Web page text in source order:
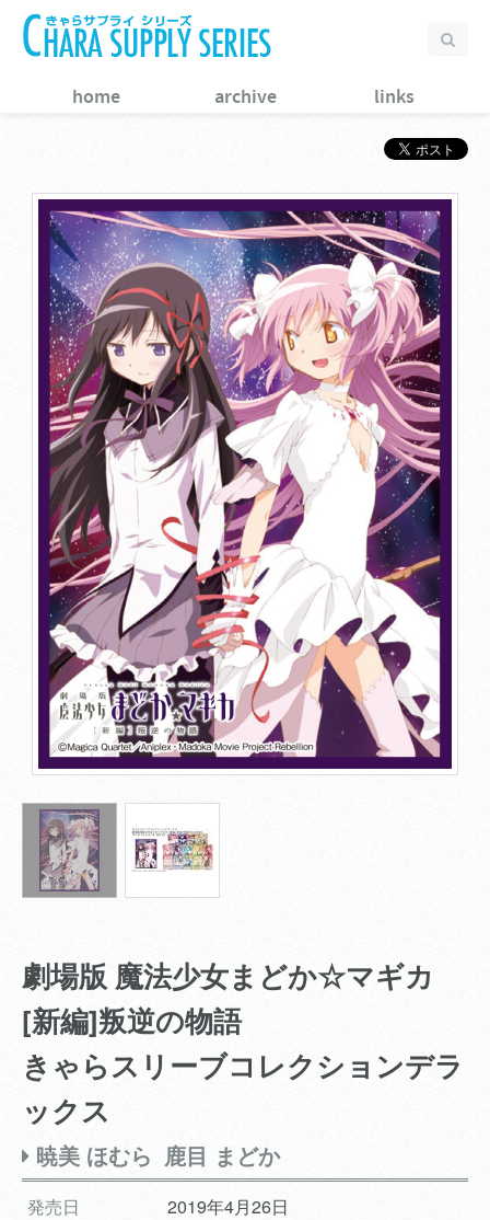
home archive links
劇場版 魔法少女まどか☆マギカ
[新編]叛逆の物語
きゃらスリーブコレクションデラ
ックス
暁美 ほむら 鹿目 まどか
発売日
2019年4月26日